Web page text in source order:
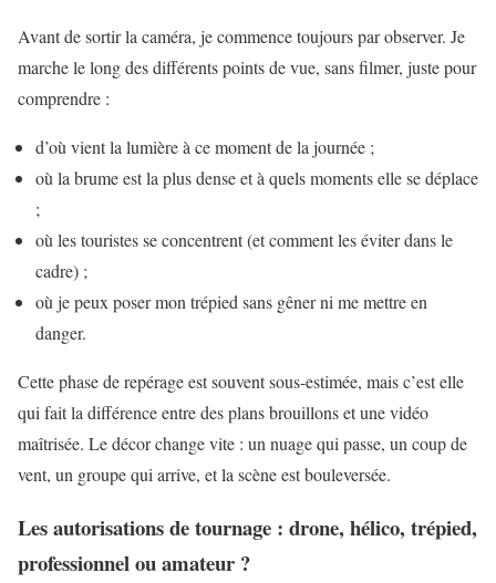
Avant de sortir la caméra, je commence toujours par observer. Je
marche le long des différents points de vue, sans filmer, juste pour
comprendre :
d’où vient la lumière à ce moment de la journée ;
où la brume est la plus dense et à quels moments elle se déplace
;
où les touristes se concentrent (et comment les éviter dans le
cadre) ;
où je peux poser mon trépied sans gêner ni me mettre en
danger.
Cette phase de repérage est souvent sous-estimée, mais c’est elle
qui fait la différence entre des plans brouillons et une vidéo
maîtrisée. Le décor change vite : un nuage qui passe, un coup de
vent, un groupe qui arrive, et la scène est bouleversée.
Les autorisations de tournage : drone, hélico, trépied,
professionnel ou amateur ?